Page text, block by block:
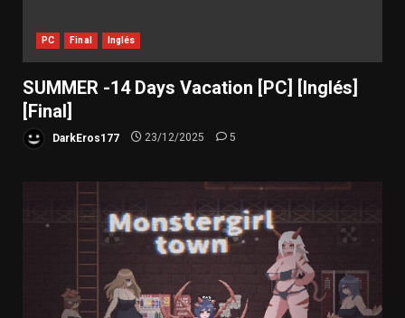
PC Final Inglés
SUMMER -14 Days Vacation [PC] [Inglés]
[Final]
DarkEros177 23/12/2025 5